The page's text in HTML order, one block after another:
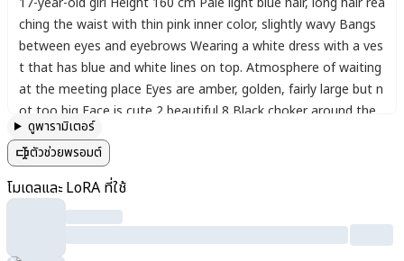
ching the waist with thin pink inner color, slightly wavy Bangs
between eyes and eyebrows Wearing a white dress with a ves
t that has blue and white lines on top. Atmosphere of waiting
at the meeting place Eyes are amber, golden, fairly large but n
ot too big Face is cute 2 beautiful 8 Black choker around the
neck Face is not smiling
phere. Beautiful type rather than cute type. Translucent imag
ดูพารามิเตอร์
ตัวช่วยพรอมต์
โมเดลและ LoRA ที่ใช้